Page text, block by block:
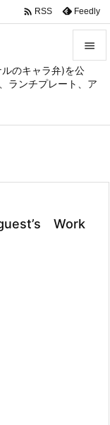
のキャラ弁)を公
ランチプレート、ア


メニュ
サイド


 RSS Feedly
Work